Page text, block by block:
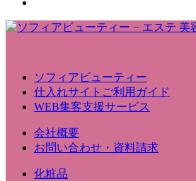
ソフィアビューティー
仕入れサイトご利用ガイド
WEB集客支援サービス
会社概要
お問い合わせ・資料請求
化粧品